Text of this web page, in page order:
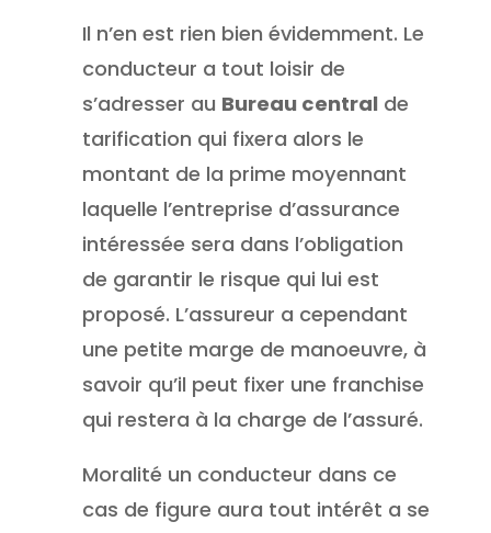
Il n’en est rien bien évidemment. Le
conducteur a tout loisir de
s’adresser au Bureau centralde
tarification qui fixera alors le
montant de la prime moyennant
laquelle l’entreprise d’assurance
intéressée sera dans l’obligation
de garantir le risque qui lui est
proposé. L’assureur a cependant
une petite marge de manoeuvre, à
savoir qu’il peut fixer une franchise
qui restera à la charge de l’assuré.
Moralité un conducteur dans ce
cas de figure aura tout intérêt a se